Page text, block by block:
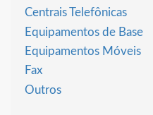
Centrais Telefônicas
Equipamentos de Base
Equipamentos Móveis
Fax
Outros